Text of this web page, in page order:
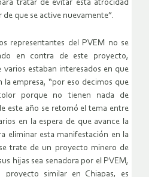
tratar de evitar esta atrocidad
que se active nuevamente”.
representantes del PVEM no se
en contra de este proyecto,
varios estaban interesados en que
la empresa, “por eso decimos que
porque no tienen nada de
este año se retomó el tema entre
en la espera de que avance la
eliminar esta manifestación en la
trate de un proyecto minero de
hijas sea senadora por el PVEM,
proyecto similar en Chiapas, es